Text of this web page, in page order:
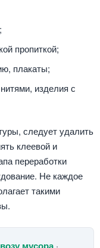
пропиткой;
плакаты;
изделия с
следует удалить
клеевой и
переработки
Не каждое
такими
·